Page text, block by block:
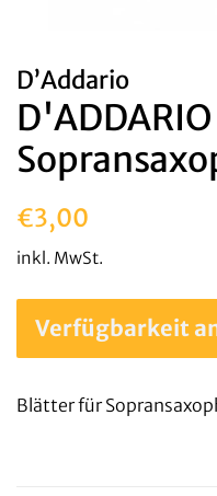
D’Addario
D'ADDARIO
Normaler
Preis
€3,00
inkl. MwSt.
Verfügbarkeit
Blätter für